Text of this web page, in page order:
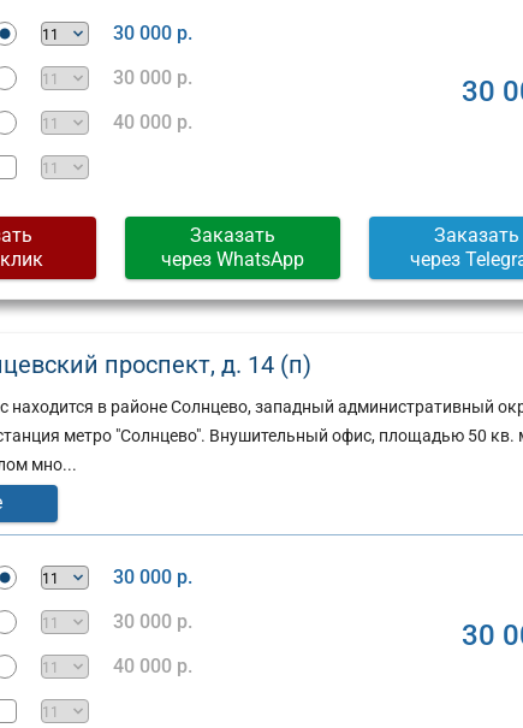
30 000 р.
30 000 р.
40 000 р.
30
Заказать
через WhatsApp
Заказать
через
проспект, д. 14 (п)
находится в районе Солнцево, западный административный
метро "Солнцево". Внушительный офис, площадью 50 кв.
мно...
30 000 р.
30 000 р.
40 000 р.
30